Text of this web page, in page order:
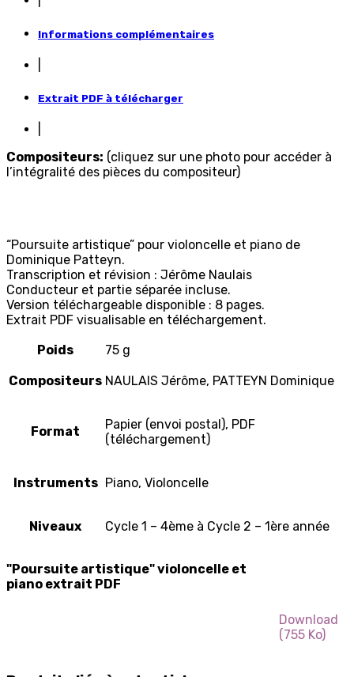
Informations complémentaires
Extrait PDF à télécharger
Compositeurs: (cliquez sur une photo pour accéder à
l’intégralité des pièces du compositeur)
“Poursuite artistique” pour violoncelle et piano de
Dominique Patteyn.
Transcription et révision : Jérôme Naulais
Conducteur et partie séparée incluse.
Version téléchargeable disponible : 8 pages.
Extrait PDF visualisable en téléchargement.
Poids
75 g
Compositeurs NAULAIS Jérôme, PATTEYN Dominique
Format
Papier (envoi postal), PDF
(téléchargement)
Instruments Piano, Violoncelle
Niveaux Cycle 1 – 4ème à Cycle 2 – 1ère année
"Poursuite artistique" violoncelle et
piano extrait PDF
Download
(755 Ko)